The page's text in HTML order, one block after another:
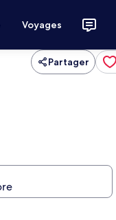
Voyages
Partager